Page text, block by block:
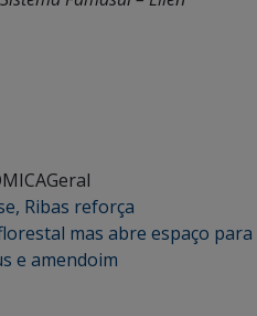
Geral
Ribas reforça
mas abre espaço para
e amendoim